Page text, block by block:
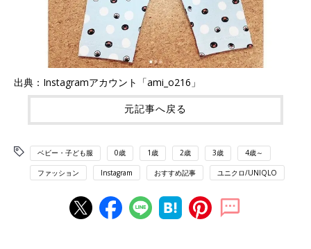
出典：Instagramアカウント「ami_o216」
元記事へ戻る
ベビー・子ども服 0歳 1歳 2歳 3歳 4歳～
ファッション Instagram おすすめ記事 ユニクロ/UNIQLO